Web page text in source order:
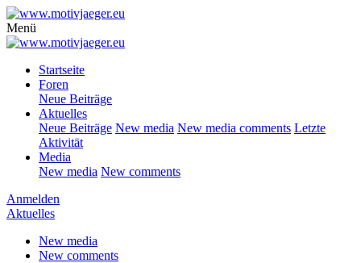
Menü
Startseite
Foren
Neue Beiträge
Aktuelles
Neue Beiträge New media New media comments Letzte
Aktivität
Media
New media New comments
Anmelden
Aktuelles
New media
New comments